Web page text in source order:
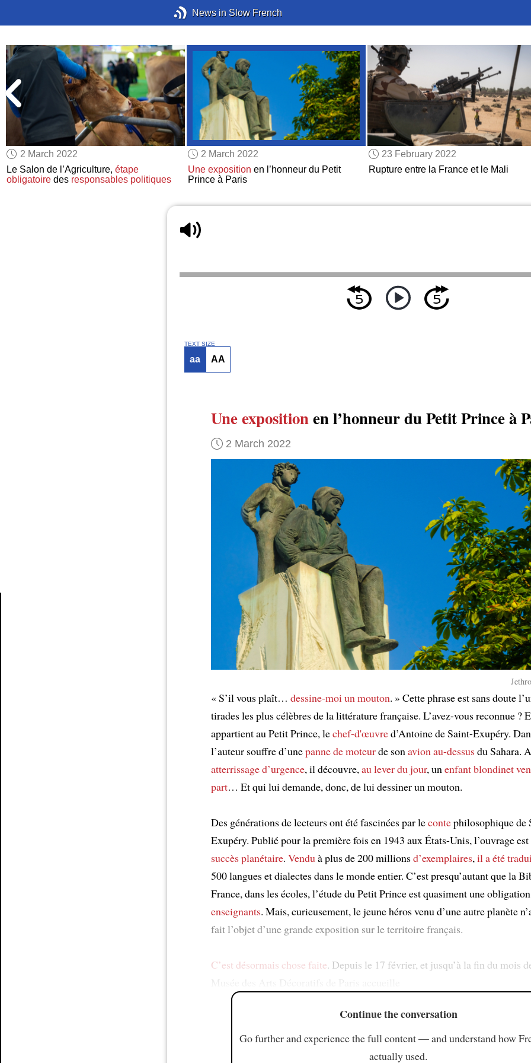
News in Slow French
2 March 2022
Le Salon de l’Agriculture,étape
obligatoire des responsables politiques
2 March 2022
Une exposition en l’honneur du Petit
Prince à Paris
23 February 2022
Rupture entre la France et le Mali
TEXT SIZE
aa AA
Une expositionen l’honneur du Petit Prince à
2 March 2022
« S’il vous plaît… dessine-moi un mouton. » Cette phrase est sans doute
tirades les plus célèbres de la littérature française. L’avez-vous reconnue ?
appartient au Petit Prince, lechef-d'œuvred’Antoine de Saint-Exupéry.
l’auteur souffre d’unepanne de moteurde son avion au-dessusdu Sahara.
atterrissage d’urgence, il découvre, au lever du jour, un enfant blondinet
part… Et qui lui demande, donc, de lui dessiner un mouton.
Des générations de lecteurs ont été fascinées par lecontephilosophique de
Exupéry. Publié pour la première fois en 1943 aux États-Unis, l’ouvrage
succès planétaire. Vendu à plus de 200 millionsd’exemplaires, il a été
500 langues et dialectes dans le monde entier. C’est presqu’autant que la
France, dans les écoles, l’étude du Petit Prince est quasiment une
enseignants. Mais, curieusement, le jeune héros venu d’une autre planète
fait l’objet d’une grande exposition sur le territoire français.
C’est désormais chose faite. Depuis le 17 février, et jusqu’à la fin du mois
Continue the conversation
Go further and experience the full content — and understand how
actually used.